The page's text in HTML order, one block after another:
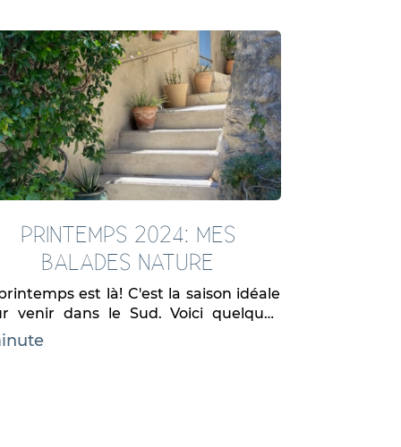
PRINTEMPS 2024: MES
BALADES NATURE
est là! C'est la saison idéale
venir dans le Sud. Voici quelques
de sortie nature a ne pas...